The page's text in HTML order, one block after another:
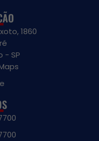
1860
- SP